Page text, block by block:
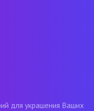
для украшения Ваших